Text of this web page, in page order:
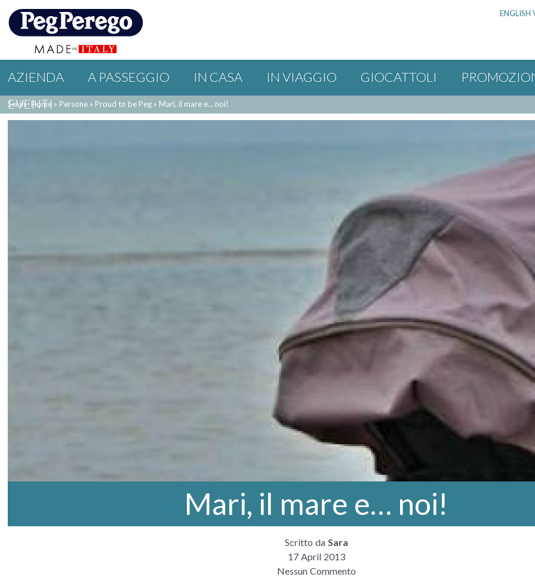
ENGLISH
AZIENDA A PASSEGGIO IN CASA IN VIAGGIO GIOCATTOLI
EVENTI
Sei in : Home » Persone » Proud to be Peg » Mari, il mare e… noi!
Mari, il mare e… noi!
Scritto da Sara
17 April 2013
Nessun Commento